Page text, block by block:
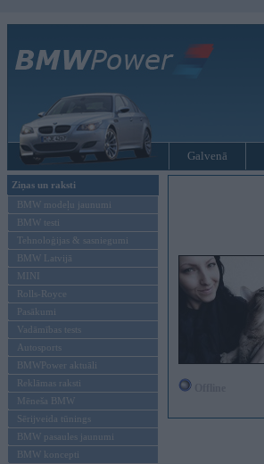
Galvenā
Ziņas un raksti
BMW modeļu jaunumi
BMW testi
Tehnoloģijas & sasniegumi
BMW Latvijā
MINI
Rolls-Royce
Pasākumi
Vadāmības tests
Autosports
BMWPower aktuāli
Reklāmas raksti
Mēneša BMW
Sērijveida tūnings
BMW pasaules jaunumi
BMW koncepti